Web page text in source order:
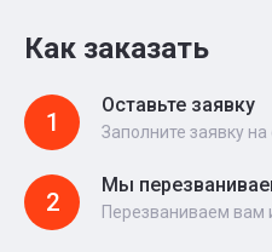
Как заказать
1
Оставьте заявку
Заполните заявку
2
Мы
Перезваниваем вам